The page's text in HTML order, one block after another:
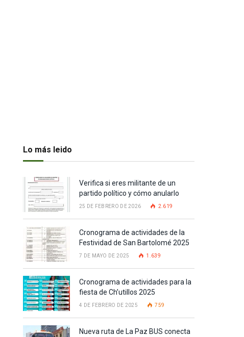
Lo más leido
Verifica si eres militante de un
partido político y cómo anularlo
25 DE FEBRERO DE 2026 2.619
Cronograma de actividades de la
Festividad de San Bartolomé 2025
7 DE MAYO DE 2025 1.639
Cronograma de actividades para la
fiesta de Ch’utillos 2025
4 DE FEBRERO DE 2025 759
Nueva ruta de La Paz BUS conecta